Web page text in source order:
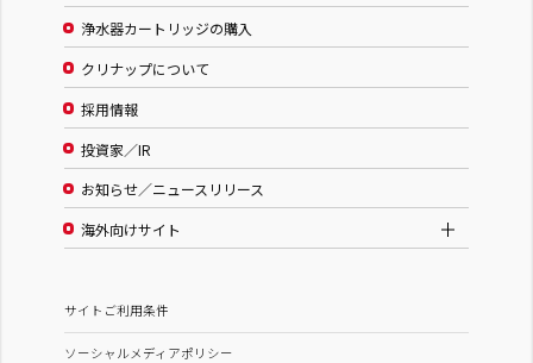
浄水器カートリッジの購入
クリナップについて
採用情報
投資家／IR
お知らせ／ニュースリリース
海外向けサイト
サイトご利用条件
ソーシャルメディアポリシー